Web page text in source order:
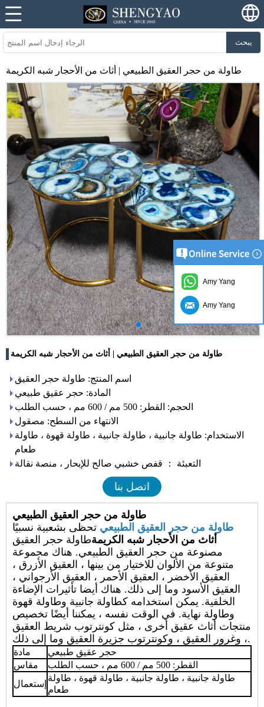
يبحث
طاولة من حجر العقيق الطبيعي | أثاث من الأحجار شبه الكريمة
طاولة من حجر العقيق الطبيعي | أثاث من الأحجار شبه الكريمة
اسم المنتج: طاولة حجر العقيق
المادة: حجر عقيق طبيعي
الحجم: القطر: 500 مم / 600 مم ، حسب الطلب
الانتهاء من السطح: مصقول
الاستخدام: طاولة جانبية ، طاولة جانبية ، طاولة قهوة ، طاولة
طعام
التعبئة ： قفص خشبي صالح للإبحار ، منصة نقالة
اتصل بنا
طاولة من حجر العقيق الطبيعي
طاولة من حجر العقيق الطبيعي تحظى بشعبية نسبيًا
أثاث من الأحجار شبه الكريمةطاولة حجر العقيق
مصنوعة من حجر العقيق الطبيعي. هناك مجموعة
متنوعة من الألوان للاختيار من بينها ، العقيق الأزرق ،
العقيق الأخضر ، العقيق الأحمر ، العقيق الأرجواني ،
العقيق الأسود وما إلى ذلك. هناك أيضا تأثيرات الإضاءة
الخلفية. يمكن استخدامه كطاولة جانبية وطاولة قهوة
وطاولة نهاية. في الوقت نفسه ، يمكننا أيضًا تخصيص
منتجات أثاث عقيق أخرى ، مثل كونترتوب شريط العقيق
، وغرور العقيق ، وكونترتوب جزيرة العقيق وما إلى ذلك.
مادة
حجر عقيق طبيعي
مقاس
القطر: 500 مم / 600 مم ، حسب الطلب
إستعمال
طاولة جانبية ، طاولة جانبية ، طاولة قهوة ، طاولة
طعام
Amy Yang
Amy Yang